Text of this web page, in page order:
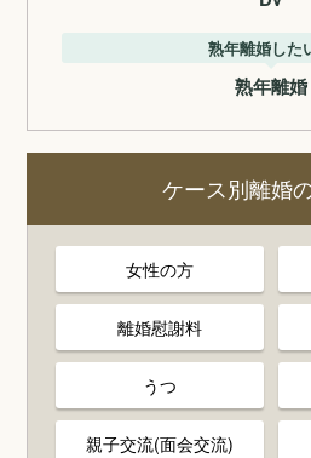
熟年離婚した
熟年離婚
ケース別離婚
女性の方
離婚慰謝料
うつ
親子交流(面会交流)